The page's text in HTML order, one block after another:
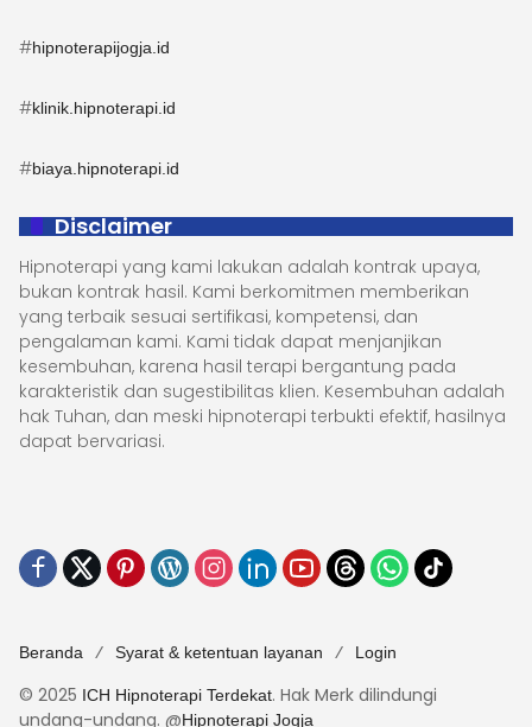
#hipnoterapijogja.id
#klinik.hipnoterapi.id
#biaya.hipnoterapi.id
Disclaimer
Hipnoterapi yang kami lakukan adalah kontrak upaya,
bukan kontrak hasil. Kami berkomitmen memberikan
yang terbaik sesuai sertifikasi, kompetensi, dan
pengalaman kami. Kami tidak dapat menjanjikan
kesembuhan, karena hasil terapi bergantung pada
karakteristik dan sugestibilitas klien. Kesembuhan adalah
hak Tuhan, dan meski hipnoterapi terbukti efektif, hasilnya
dapat bervariasi.
Beranda Syarat & ketentuan layanan Login
© 2025 ICH Hipnoterapi Terdekat. Hak Merk dilindungi
undang-undang. @Hipnoterapi Jogja